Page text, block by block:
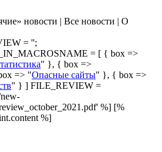
новости | Все новости | О
= '';
= [ { box =>
" }, { box =>
=> "Опасные сайты" }, { box =>
" } ] FILE_REVIEW =
%] [%
%]